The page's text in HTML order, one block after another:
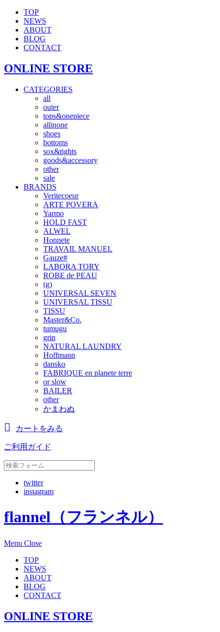
TOP
NEWS
ABOUT
BLOG
CONTACT
ONLINE STORE
CATEGORIES
all
outer
tops&onepiece
allinone
shoes
bottoms
sox&tights
goods&accessory
other
sale
BRANDS
Veritecoeur
ARTE POVERA
Yarmo
HOLD FAST
ALWEL
Honnete
TRAVAIL MANUEL
Gauze#
LABORA TORY
ROBE de PEAU
(g)
UNIVERSAL SEVEN
UNIVERSAL TISSU
TISSU
Master&Co.
tumugu
grin
NATURAL LAUNDRY
Hoffmann
dansko
FABRIQUE en planete terre
or slow
BAILER
other
かまわぬ
カートをみる
ご利用ガイド
twitter
instagram
flannel（フランネル）
Menu Close
TOP
NEWS
ABOUT
BLOG
CONTACT
ONLINE STORE